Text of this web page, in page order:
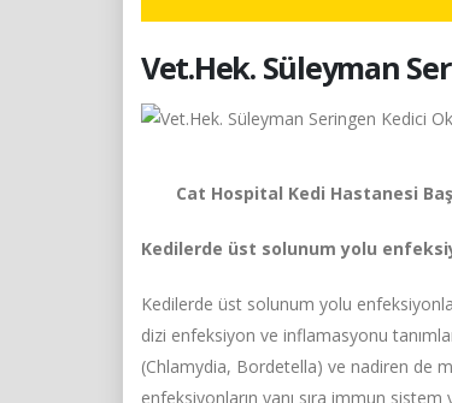
Vet.Hek. Süleyman
Cat Hospital Kedi Hastanesi
Kedilerde üst solunum yolu
Kedilerde üst solunum yolu
dizi enfeksiyon ve inflamasyonu
(Chlamydia, Bordetella) ve nadiren de
enfeksiyonların yanı sıra immun